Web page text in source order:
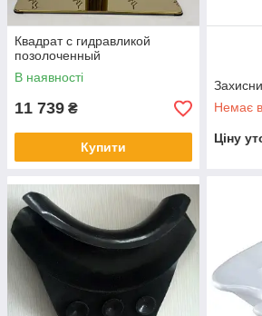
Квадрат с гидравликой
позолоченный
В наявності
11 739 ₴
Купити
Немає
Ціну